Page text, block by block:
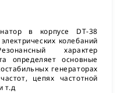
в корпусе DT-38
колебаний
характер
определяет основные
генераторах
цепях частотной
т.д